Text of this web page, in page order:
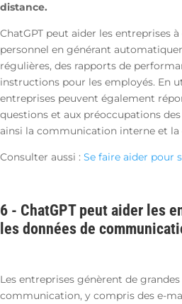
distance.
ChatGPT peut aider les entreprises
personnel en générant
régulières, des rapports de
instructions pour les employés. En
entreprises peuvent également
questions et aux préoccupations
ainsi la communication interne et la
Consulter aussi : Se faire aider pour
6 - ChatGPT peut aider les
les données de
Les entreprises génèrent de
communication, y compris des e-